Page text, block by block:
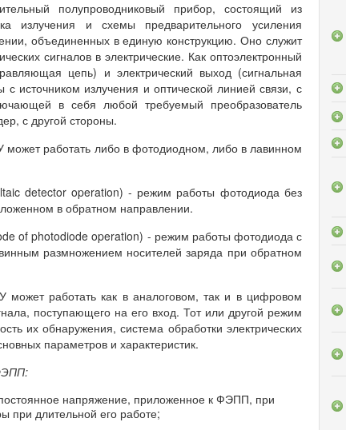
полупроводниковый прибор, состоящий из
излучения и схемы предварительного усиления
объединенных в единую конструкцию. Оно служит
сигналов в электрические. Как оптоэлектронный
цепь) и электрический выход (сигнальная
источником излучения и оптической линией связи, с
в себя любой требуемый преобразователь
с другой стороны.
работать либо в фотодиодном, либо в лавинном
detector operation) - режим работы фотодиода без
в обратном направлении.
of photodiode operation) - режим работы фотодиода с
размножением носителей заряда при обратном
работать как в аналоговом, так и в цифровом
поступающего на его вход. Тот или другой режим
их обнаружения, система обработки электрических
параметров и характеристик.
напряжение, приложенное к ФЭПП, при
при длительной его работе;